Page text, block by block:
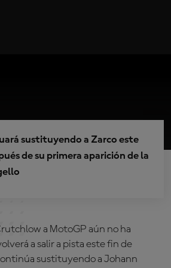
sustituyendo a Zarco este
de su primera aparición de la
a MotoGP aún no ha
a salir a pista este fin de
sustituyendo a Johann